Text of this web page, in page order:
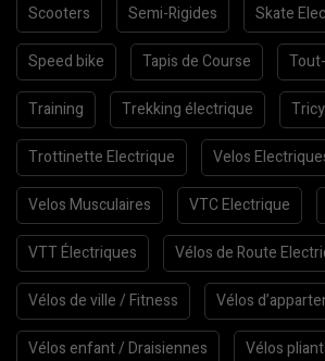
Scooters Semi-Rigides Skate
Speed bike Tapis de Course
Training Trekking électrique
Trottinette Electrique Velos
Velos Musculaires VTC Electrique
VTT Électriques Vélos de Route
Vélos de ville / Fitness Vélos
Vélos enfant / Draisiennes Vélos